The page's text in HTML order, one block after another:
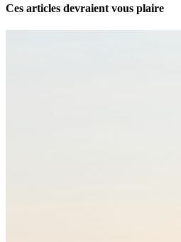
Ces articles devraient vous plaire